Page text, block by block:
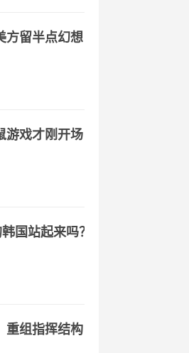
方留半点幻想
游戏才刚开场
国站起来吗？
重组指挥结构